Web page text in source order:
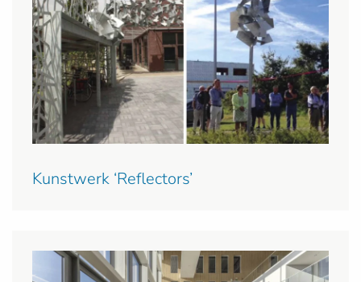
Kunstwerk ‘Reflectors’